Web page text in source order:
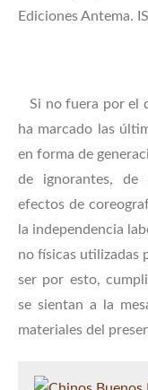
Ediciones Antema.
Si no fuera por el
ha marcado las
en forma de
de ignorantes, de
efectos de
la independencia
no físicas utilizadas
ser por esto,
se sientan a la
materiales del